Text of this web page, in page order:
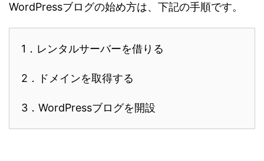
WordPressブログの始め方は、下記の手順です。
1．レンタルサーバーを借りる
2．ドメインを取得する
3．WordPressブログを開設